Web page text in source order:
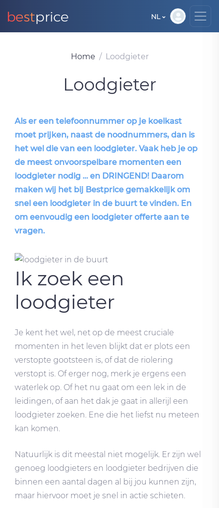
NL
Home Loodgieter
Loodgieter
Als er een telefoonnummer op je koelkast
moet prijken, naast de noodnummers, dan is
het wel die van een loodgieter. Vaak heb je op
de meest onvoorspelbare momenten een
loodgieter nodig … en DRINGEND! Daarom
maken wij het bij Bestprice gemakkelijk om
snel een loodgieter in de buurt te vinden. En
om eenvoudig een loodgieter offerte aan te
vragen.
Ik zoek een
loodgieter
Je kent het wel, net op de meest cruciale
momenten in het leven blijkt dat er plots een
verstopte gootsteen is, of dat de riolering
verstopt is. Of erger nog, merk je ergens een
waterlek op. Of het nu gaat om een lek in de
leidingen, of aan het dak je gaat in allerijl een
loodgieter zoeken. Ene die het liefst nu meteen
kan komen.
Natuurlijk is dit meestal niet mogelijk. Er zijn wel
genoeg loodgieters en loodgieter bedrijven die
binnen een aantal dagen al bij jou kunnen zijn,
maar hiervoor moet je snel in actie schieten.